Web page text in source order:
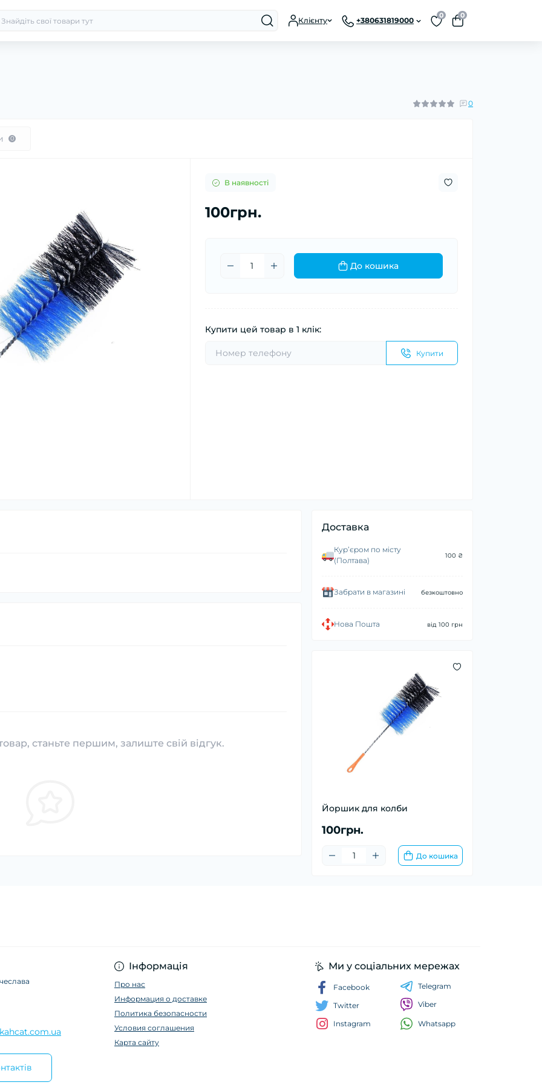
Клієнту +380631819000
0 0
0
0
В наявності
100грн.
До кошика
Купити цей товар в 1 клік:
Купити
Доставка
Курʼєром по місту
(Полтава)
100 ₴
Забрати в магазині безкоштовно
Нова Пошта від 100 грн
Йоршик для колби
100грн.
До кошика
станьте першим, залиште свій відгук.
Інформація
Про нас
Информация о доставке
Политика безопасности
Условия соглашения
Карта сайту
Ми у соціальних мережах
Facebook
Twitter
Instagram
Telegram
Viber
Whatsapp